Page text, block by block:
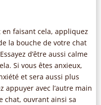
en faisant cela, appliquez
la bouche de votre chat
d’être aussi calme
Si vous êtes anxieux,
et sera aussi plus
appuyer avec l’autre main
chat, ouvrant ainsi sa